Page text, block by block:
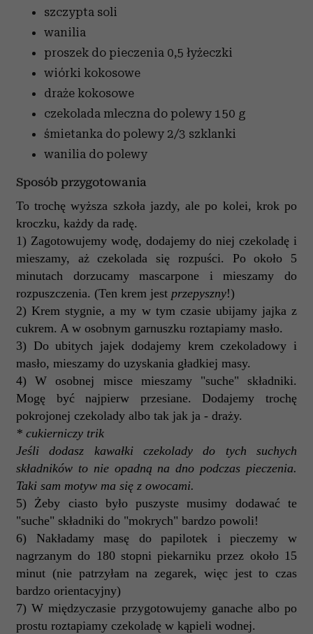
szczypta soli
wanilia
proszek do pieczenia 0,5 łyżeczki
wiórki kokosowe
draże kokosowe
czekolada mleczna do polewy 150 g
śmietanka do polewy 2/3 szklanki
wanilia do polewy
Sposób przygotowania
To trochę wyższa szkoła jazdy, ale po kolei, krok po
kroczku, każdy da radę.
1) Zagotowujemy wodę, dodajemy do niej czekoladę i
mieszamy, aż czekolada się rozpuści. Po około 5
minutach dorzucamy mascarpone i mieszamy do
rozpuszczenia. (Ten krem jest przepyszny!)
2) Krem stygnie, a my w tym czasie ubijamy jajka z
cukrem. A w osobnym garnuszku roztapiamy masło.
3) Do ubitych jajek dodajemy krem czekoladowy i
masło, mieszamy do uzyskania gładkiej masy.
4) W osobnej misce mieszamy "suche" składniki.
Mogę być najpierw przesiane. Dodajemy trochę
pokrojonej czekolady albo tak jak ja - draży.
* cukierniczy trik
Jeśli dodasz kawałki czekolady do tych suchych
składników to nie opadną na dno podczas pieczenia.
Taki sam motyw ma się z owocami.
5) Żeby ciasto było puszyste musimy dodawać te
"suche" składniki do "mokrych" bardzo powoli!
6) Nakładamy masę do papilotek i pieczemy w
nagrzanym do 180 stopni piekarniku przez około 15
minut (nie patrzyłam na zegarek, więc jest to czas
bardzo orientacyjny)
7) W międzyczasie przygotowujemy ganache albo po
prostu roztapiamy czekoladę w kąpieli wodnej.